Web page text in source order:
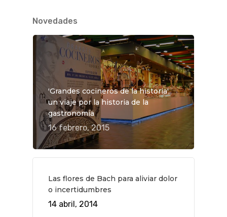
Novedades
'Grandes cocineros de la historia',
un viaje por la historia de la
gastronomía
16 febrero, 2015
Las flores de Bach para aliviar dolor
o incertidumbres
14 abril, 2014